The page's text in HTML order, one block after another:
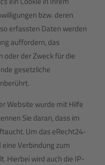
bzw. deren
erfassten Daten werden
auffordern, das
oder der Zweck für die
gesetzliche
Website wurde mit Hilfe
Sie daran, dass im
Um das eRecht24-
Verbindung zum
Hierbei wird auch die IP-